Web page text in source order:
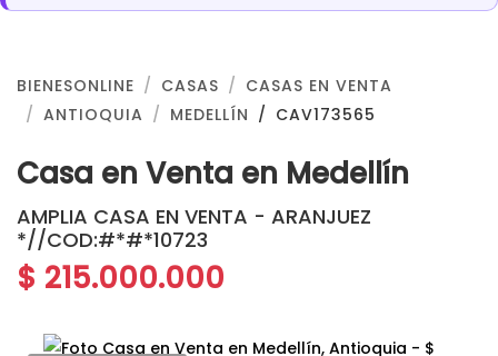
BIENESONLINE CASAS
CASAS EN VENTA
ANTIOQUIA
MEDELLÍN CAV173565
Casa en Venta en Medellín
AMPLIA CASA EN VENTA - ARANJUEZ
*//COD:#*#*10723
$ 215.000.000